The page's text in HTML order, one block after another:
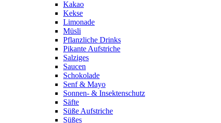
Kakao
Kekse
Limonade
Müsli
Pflanzliche Drinks
Pikante Aufstriche
Salziges
Saucen
Schokolade
Senf & Mayo
Sonnen- & Insektenschutz
Säfte
Süße Aufstriche
Süßes